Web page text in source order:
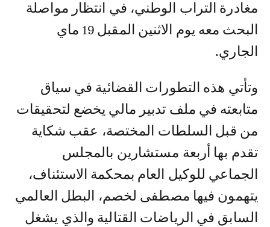
مغادرة التراب الوطني، في انتظار مواصلة
البحث معه يوم الاثنين المقبل 19 ماي
الجاري.
وتأتي هذه التطورات القضائية في سياق
متابعته في ملف تدبير مالي يخضع لتحقيقات
من قبل السلطات المختصة، عقب شكاية
تقدم بها أربعة مستشارين بالمجلس
الجماعي للوكيل العام بمحكمة الاستئناف،
يتهمون فيها مصطفى لخصم، البطل العالمي
السابق في الرياضات القتالية والذي يشغل